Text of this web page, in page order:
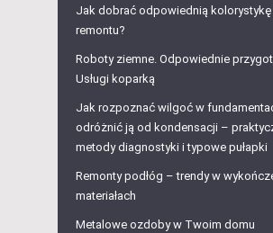
Jak dobrać odpowiednią
remontu?
Roboty ziemne. Odpowiednie
Usługi koparką
Jak rozpoznać wilgoć w
odróżnić ją od kondensacji –
metody diagnostyki i typowe pułapki
Remonty podłóg – trendy w
materiałach
Metalowe ozdoby w Twoim domu